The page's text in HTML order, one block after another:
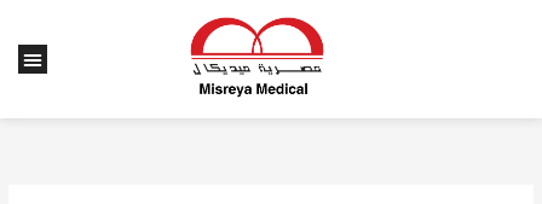
contentMenu